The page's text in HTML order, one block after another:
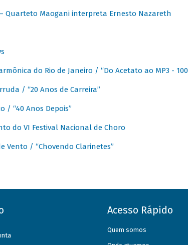
Quarteto Maogani interpreta Ernesto Nazareth
do Rio de Janeiro / “Do Acetato ao MP3 -
/ “20 Anos de Carreira”
/ “40 Anos Depois”
do VI Festival Nacional de Choro
Vento / “Chovendo Clarinetes”
Acesso Rápido
Quem somos